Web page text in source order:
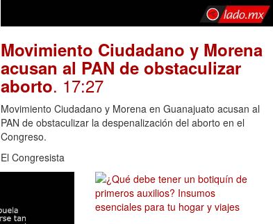
Movimiento Ciudadano y Morena
acusan al PAN de obstaculizar
aborto. 17:27
Movimiento Ciudadano y Morena en Guanajuato acusan al
PAN de obstaculizar la despenalización del aborto en el
Congreso.
El Congresista